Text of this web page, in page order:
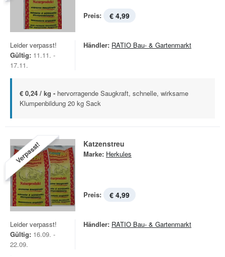
Preis: € 4,99
Leider verpasst!
Gültig: 11.11. -
17.11.
Händler: RATIO Bau- & Gartenmarkt
€ 0,24 / kg - hervorragende Saugkraft, schnelle, wirksame
Klumpenbildung 20 kg Sack
Verpasst! Katzenstreu
Marke: Herkules
Preis: € 4,99
Leider verpasst!
Gültig: 16.09. -
22.09.
Händler: RATIO Bau- & Gartenmarkt